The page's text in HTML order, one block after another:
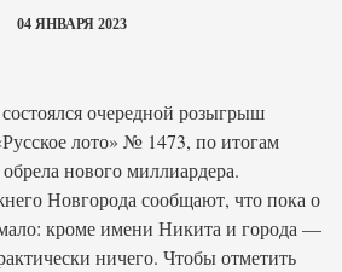
04 ЯНВАРЯ 2023
очередной розыгрыш
лото» № 1473, по итогам
нового миллиардера.
Новгорода сообщают, что пока о
кроме имени Никита и города —
ничего. Чтобы отметить